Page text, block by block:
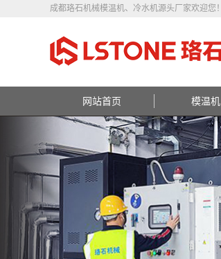
成都珞石机械模温机、冷水机源头厂家欢迎您！
网站首页 模温机